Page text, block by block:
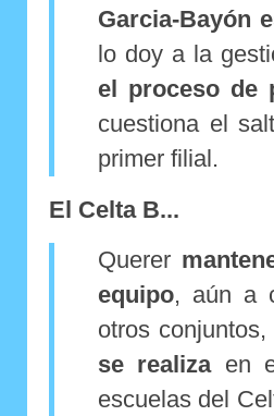
Garcia-Bayón
lo doy a la
el proceso de
cuestiona el
primer filial.
El Celta B...
Querer
equipo, aún a
otros conjuntos,
se realizaen
escuelas del